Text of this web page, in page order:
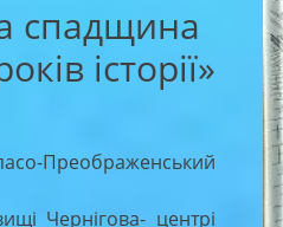
спадщина
історії»
Преображенський
Чернігова- центрі